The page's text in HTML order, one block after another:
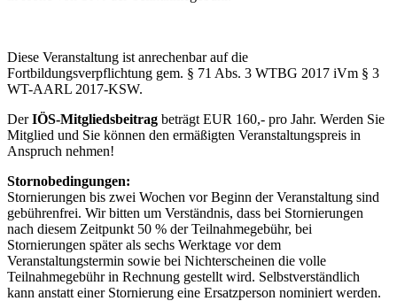
Diese Veranstaltung ist anrechenbar auf die
Fortbildungsverpflichtung gem. § 71 Abs. 3 WTBG 2017 iVm § 3
WT-AARL 2017-KSW.
DerIÖS-Mitgliedsbeitrag beträgt EUR 160,- pro Jahr. Werden Sie
Mitglied und Sie können den ermäßigten Veranstaltungspreis in
Anspruch nehmen!
Stornobedingungen:
Stornierungen bis zwei Wochen vor Beginn der Veranstaltung sind
gebührenfrei. Wir bitten um Verständnis, dass bei Stornierungen
nach diesem Zeitpunkt 50 % der Teilnahmegebühr, bei
Stornierungen später als sechs Werktage vor dem
Veranstaltungstermin sowie bei Nichterscheinen die volle
Teilnahmegebühr in Rechnung gestellt wird. Selbstverständlich
kann anstatt einer Stornierung eine Ersatzperson nominiert werden.